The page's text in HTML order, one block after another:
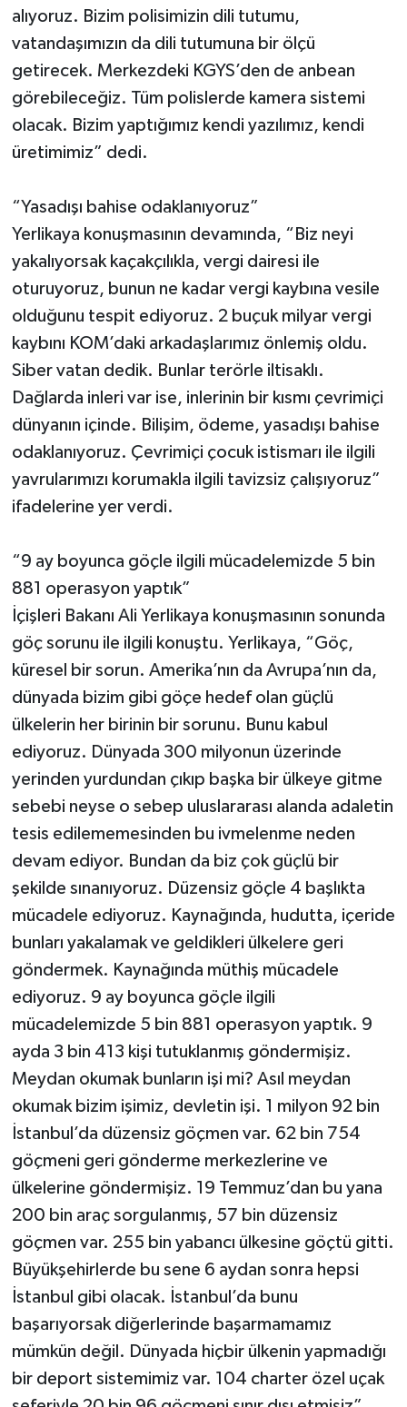
alıyoruz. Bizim polisimizin dili tutumu,
vatandaşımızın da dili tutumuna bir ölçü
getirecek. Merkezdeki KGYS’den de anbean
görebileceğiz. Tüm polislerde kamera sistemi
olacak. Bizim yaptığımız kendi yazılımız, kendi
üretimimiz” dedi.
“Yasadışı bahise odaklanıyoruz”
Yerlikaya konuşmasının devamında, “Biz neyi
yakalıyorsak kaçakçılıkla, vergi dairesi ile
oturuyoruz, bunun ne kadar vergi kaybına vesile
olduğunu tespit ediyoruz. 2 buçuk milyar vergi
kaybını KOM’daki arkadaşlarımız önlemiş oldu.
Siber vatan dedik. Bunlar terörle iltisaklı.
Dağlarda inleri var ise, inlerinin bir kısmı çevrimiçi
dünyanın içinde. Bilişim, ödeme, yasadışı bahise
odaklanıyoruz. Çevrimiçi çocuk istismarı ile ilgili
yavrularımızı korumakla ilgili tavizsiz çalışıyoruz”
ifadelerine yer verdi.
“9 ay boyunca göçle ilgili mücadelemizde 5 bin
881 operasyon yaptık”
İçişleri Bakanı Ali Yerlikaya konuşmasının sonunda
göç sorunu ile ilgili konuştu. Yerlikaya, “Göç,
küresel bir sorun. Amerika’nın da Avrupa’nın da,
dünyada bizim gibi göçe hedef olan güçlü
ülkelerin her birinin bir sorunu. Bunu kabul
ediyoruz. Dünyada 300 milyonun üzerinde
yerinden yurdundan çıkıp başka bir ülkeye gitme
sebebi neyse o sebep uluslararası alanda adaletin
tesis edilememesinden bu ivmelenme neden
devam ediyor. Bundan da biz çok güçlü bir
şekilde sınanıyoruz. Düzensiz göçle 4 başlıkta
mücadele ediyoruz. Kaynağında, hudutta, içeride
bunları yakalamak ve geldikleri ülkelere geri
göndermek. Kaynağında müthiş mücadele
ediyoruz. 9 ay boyunca göçle ilgili
mücadelemizde 5 bin 881 operasyon yaptık. 9
ayda 3 bin 413 kişi tutuklanmış göndermişiz.
Meydan okumak bunların işi mi? Asıl meydan
okumak bizim işimiz, devletin işi. 1 milyon 92 bin
İstanbul’da düzensiz göçmen var. 62 bin 754
göçmeni geri gönderme merkezlerine ve
ülkelerine göndermişiz. 19 Temmuz’dan bu yana
200 bin araç sorgulanmış, 57 bin düzensiz
göçmen var. 255 bin yabancı ülkesine göçtü gitti.
Büyükşehirlerde bu sene 6 aydan sonra hepsi
İstanbul gibi olacak. İstanbul’da bunu
başarıyorsak diğerlerinde başarmamamız
mümkün değil. Dünyada hiçbir ülkenin yapmadığı
bir deport sistemimiz var. 104 charter özel uçak